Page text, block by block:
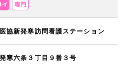
協新発寒訪問看護ステーション
寒六条３丁目９番３号